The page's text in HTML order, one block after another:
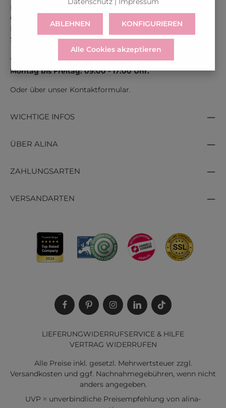
Kontaktiere uns unter der gratis Rufnummer:
Österreich:
Deutschland:0049 800 366 60 33
Schweiz:
0041 800 366 603
Wir sind für dich erreichbar:
Montag bis Freitag: 09:00 - 17:00 Uhr.
Oder über unser Kontaktformular.
WICHTIGE INFOS
ÜBER ALINA
ZAHLUNGSARTEN
VERSANDARTEN
LIEFERUNGWIDERRUFSERVICE & HILFE
VERTRAG WIDERRUFEN
Alle Preise inkl. gesetzl. Mehrwertsteuer zzgl.
Versandkosten und ggf. Nachnahmegebühren, wenn nicht
anders angegeben.
UVP = unverbindliche Preisempfehlung von alina-
ABLEHNEN KONFIGURIEREN
Alle Cookies akzeptieren